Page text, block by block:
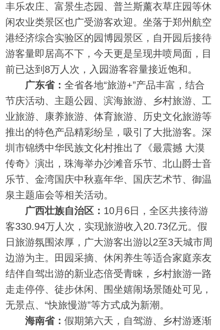
丰乐农庄、富景生态园、普兰斯薰衣草庄园等休
闲农业类景区也广受游客欢迎。坐落于郑州航空
港经济综合实验区的园博园景区，自开园后接待
游客量即居高不下，今天更是呈现井喷局面，目
前已达到8万人次，入园游客容量接近饱和。
广东省：全省各地“旅游+”产品丰富，结合
节庆活动、主题公园、滨海旅游、乡村旅游、工
业旅游、康养旅游、体育旅游、历史文化旅游等
推出的特色产品精彩纷呈，吸引了大批游客。深
圳市锦绣中华民族文化村推出了《最震撼 大漠
传奇》演出，珠海举办沙滩音乐节、北山爵士音
乐节、金湾国庆中秋嘉年华、国庆艺术节、御温
泉主题庙会等相关活动。
广西壮族自治区： 10月6日，全区共接待游
客330.94万人次，实现旅游收入20.73亿元。假
日旅游氛围浓厚，广大游客出游以2至3天城市周
边游为主。田园采摘、休闲养生等适合家庭亲友
结伴自驾出游的新业态倍受青睐，乡村旅游一路
走走停停、徒步休闲、围坐嬉闹场景随处可见，
无景点、“快旅慢游”等方式成为新潮。
海南省：假期第六天，自驾游、乡村游逐渐